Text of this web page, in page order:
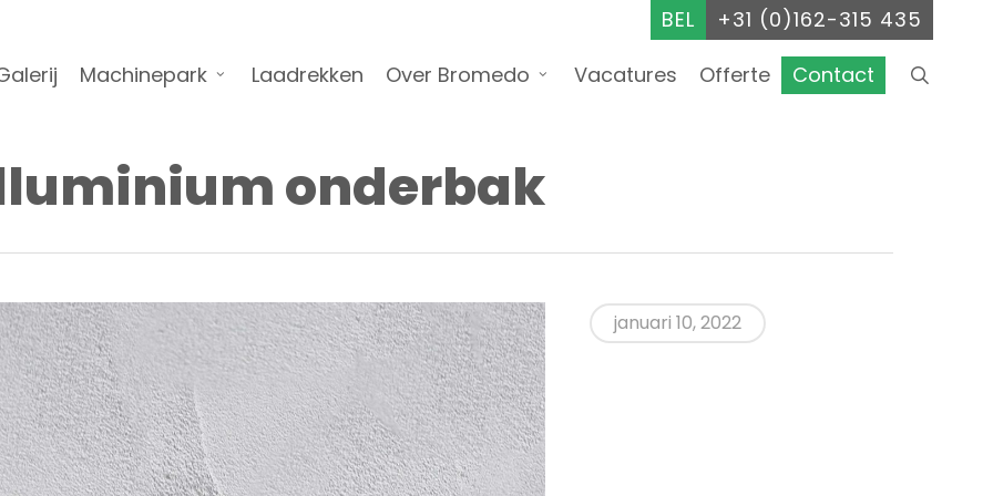
BEL
+31 (0)162-315 435
Machinepark Laadrekken Over Bromedo Vacatures Offerte Contact
onderbak
januari 10, 2022